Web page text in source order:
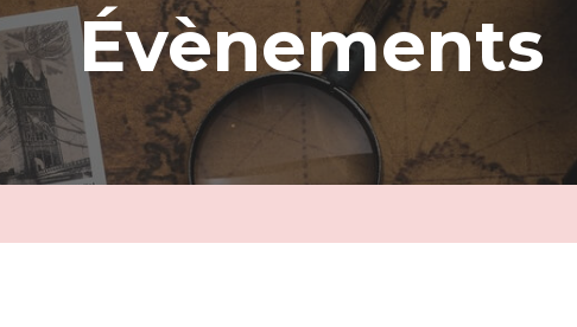
Évènements